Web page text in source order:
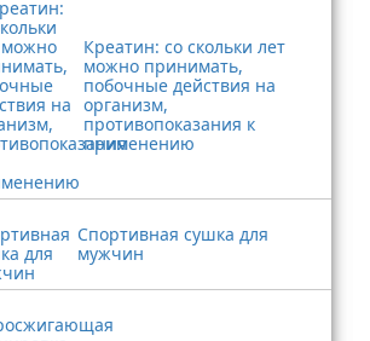
Креатин: со скольки лет
можно принимать,
побочные действия на
организм,
противопоказания к
применению
Спортивная сушка для
мужчин